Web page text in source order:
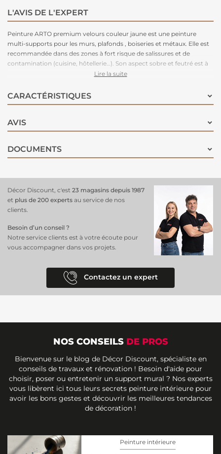
L'AVIS DE L'EXPERT
Peinture ARTO premium velours couleur jaune est une peinture
multi-supports pour les murs, plafonds , boiseries et métaux. Elle est
recommandée dans des zones à fort risque de salissures et de
contamination (cuisine, hôtellerie…). Son aspect sobre et feutré est à
la fois tendance et pratique car il permet de masquer les défauts du
Lire la suite
CARACTÉRISTIQUES
AVIS
DOCUMENTS
Décor Discount, c'est 23 magasins depuis 1987
et plus de 200 experts au service de nos
clients.
Besoin d’un conseil ?
Notre service clients est à votre écoute pour
vous accompagner dans vos projets.
Contactez un expert
NOS CONSEILS DE PROS
Bienvenue sur le blog de Décor Discount, spécialiste en
conseils de travaux et rénovation ! Besoin d'aide pour
choisir, poser ou entretenir un support mural ? Nos experts
vous libèrent ici tous leurs secrets peinture intérieure pour
avoir les bons gestes et découvrir les meilleures tendances
de décoration !
Peinture intérieure